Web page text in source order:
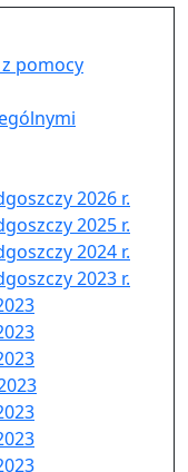
pomocy
2026 r.
2025 r.
2024 r.
2023 r.